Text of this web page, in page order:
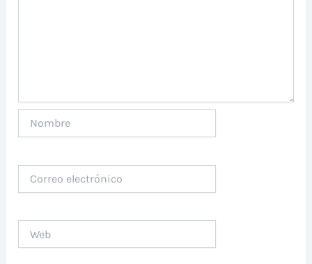
electrónico